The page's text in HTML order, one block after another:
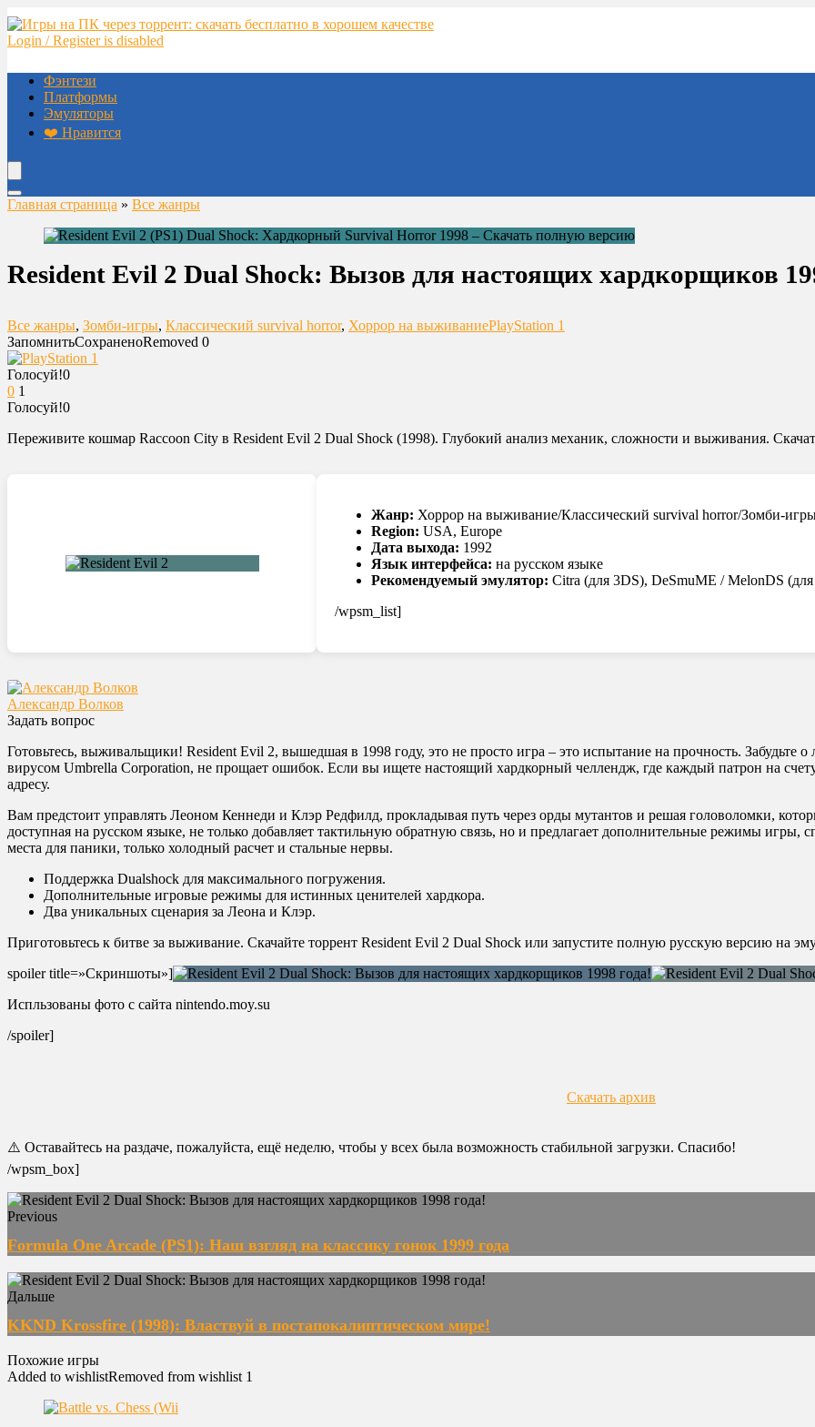
Login / Register is disabled
Фэнтези
Платформы
Эмуляторы
❤️ Нравится
Главная страница » Все жанры
Resident Evil 2 Dual Shock: Вызов для настоящих хардкорщиков
Все жанры, Зомби-игры, Классический survival horror, Хоррор на выживаниеPlayStation 1
ЗапомнитьСохраненоRemoved 0
Голосуй!0
0 1
Голосуй!0
Переживите кошмар Raccoon City в Resident Evil 2 Dual Shock (1998). Глубокий анализ механик, сложности и выживания.
Жанр: Хоррор на выживание/Классический survival horror/Зомби-
Region: USA, Europe
Дата выхода: 1992
Язык интерфейса: на русском языке
Рекомендуемый эмулятор: Citra (для 3DS), DeSmuME / MelonDS
/wpsm_list]
Александр Волков
Задать вопрос
Готовьтесь, выживальщики! Resident Evil 2, вышедшая в 1998 году, это не просто игра – это испытание на прочность. Забудьте
вирусом Umbrella Corporation, не прощает ошибок. Если вы ищете настоящий хардкорный челлендж, где каждый патрон на
адресу.
Вам предстоит управлять Леоном Кеннеди и Клэр Редфилд, прокладывая путь через орды мутантов и решая головоломки,
доступная на русском языке, не только добавляет тактильную обратную связь, но и предлагает дополнительные режимы
места для паники, только холодный расчет и стальные нервы.
Поддержка Dualshock для максимального погружения.
Дополнительные игровые режимы для истинных ценителей хардкора.
Два уникальных сценария за Леона и Клэр.
Приготовьтесь к битве за выживание. Скачайте торрент Resident Evil 2 Dual Shock или запустите полную русскую версию на
spoiler title=»Скриншоты»]
Испльзованы фото с сайта nintendo.moy.su
/spoiler]
Скачать архив
⚠️ Оставайтесь на раздаче, пожалуйста, ещё неделю, чтобы у всех была возможность стабильной загрузки. Спасибо!
/wpsm_box]
Previous
Formula One Arcade (PS1): Наш взгляд на классику гонок 1999 года
Дальше
KKND Krossfire (1998): Властвуй в постапокалиптическом мире!
Похожие игры
Added to wishlistRemoved from wishlist 1